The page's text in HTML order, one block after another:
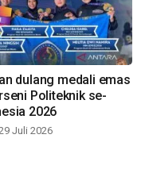
dulang medali emas
Politeknik se-
2026
Juli 2026